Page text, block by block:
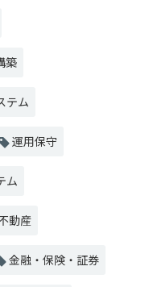
築
テム
運用保守
ム
動産
金融・保険・証券